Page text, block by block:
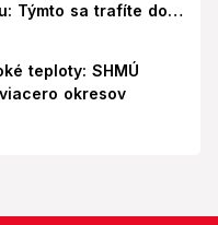
Týmto sa trafíte do
teploty: SHMÚ
okresov